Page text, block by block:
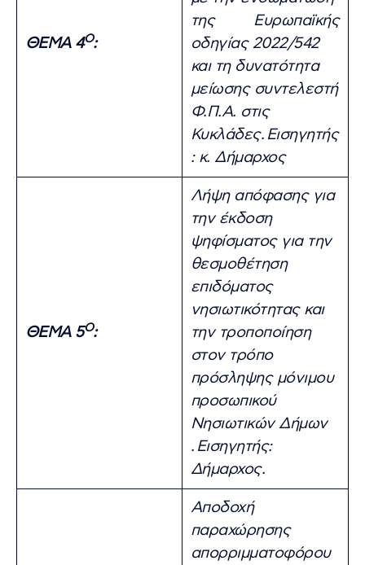
ΘΕΜΑ 4Ο:
της Ευρωπαϊκής
οδηγίας 2022/542
και τη δυνατότητα
μείωσης συντελεστή
Φ.Π.Α. στις
Κυκλάδες. Εισηγητής
: κ. Δήμαρχος
ΘΕΜΑ 5Ο:
Λήψη απόφασης για
την έκδοση
ψηφίσματος για την
θεσμοθέτηση
επιδόματος
νησιωτικότητας και
την τροποποίηση
στον τρόπο
πρόσληψης μόνιμου
προσωπικού
Νησιωτικών Δήμων
. Εισηγητής:
Δήμαρχος.
Αποδοχή
παραχώρησης
απορριμματοφόρου